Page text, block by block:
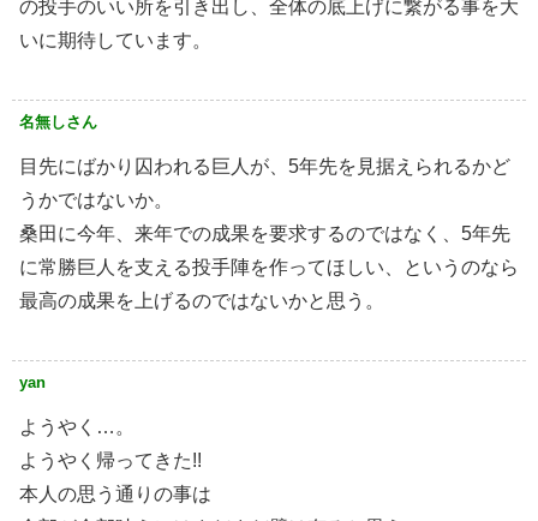
の投手のいい所を引き出し、全体の底上げに繋がる事を大
いに期待しています。
名無しさん
目先にばかり囚われる巨人が、5年先を見据えられるかど
うかではないか。
桑田に今年、来年での成果を要求するのではなく、5年先
に常勝巨人を支える投手陣を作ってほしい、というのなら
最高の成果を上げるのではないかと思う。
yan
ようやく…。
ようやく帰ってきた!!
本人の思う通りの事は